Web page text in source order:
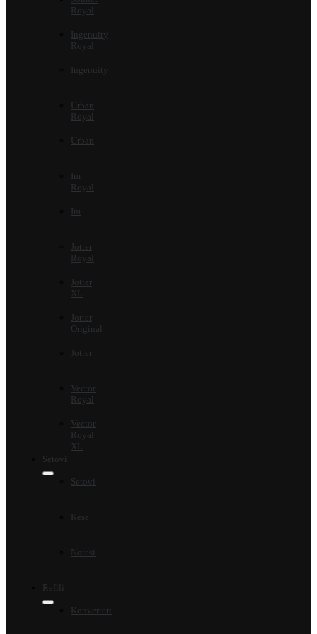
Royal
Ingenuity
Royal
Ingenuity
Urban
Royal
Urban
Im
Royal
Im
Jotter
Royal
Jotter
XL
Jotter
Original
Jotter
Vector
Royal
Vector
Royal
XL
Setovi
Setovi
Kese
Notesi
Refili
Konverteri